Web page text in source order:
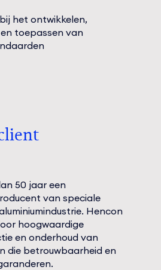
het ontwikkelen,
toepassen van
50 jaar een
van speciale
Hencon
hoogwaardige
en onderhoud van
die betrouwbaarheid en